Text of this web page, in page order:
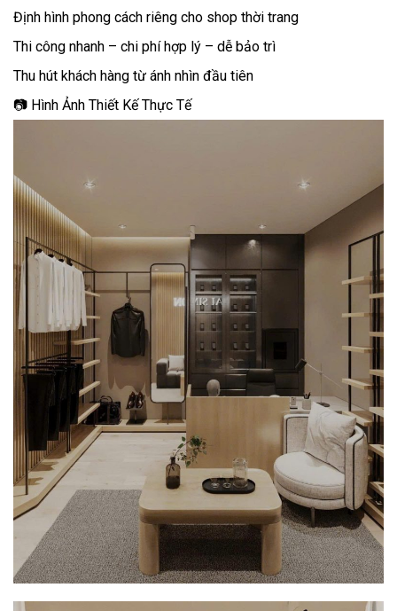
Định hình phong cách riêng cho shop thời trang
Thi công nhanh – chi phí hợp lý – dễ bảo trì
Thu hút khách hàng từ ánh nhìn đầu tiên
📷 Hình Ảnh Thiết Kế Thực Tế